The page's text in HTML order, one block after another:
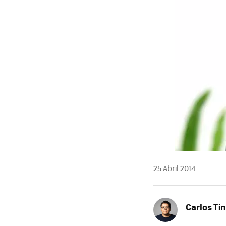
25 Abril 2014
Carlos